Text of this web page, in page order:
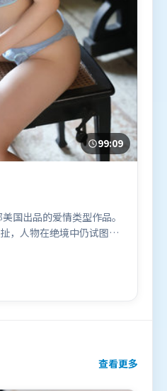
99:09
国出品的爱情类型作品。
，人物在绝境中仍试图守
弧光，配角亦承担叙事推
一龙、谭卓、长泽雅美，
等联袂出演。影片于
查看更多